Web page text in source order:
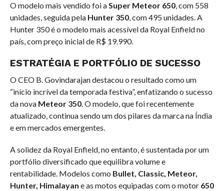
O modelo mais vendido foi aSuper Meteor 650, com 558
unidades, seguida pela Hunter 350, com 495 unidades. A
Hunter 350 é o modelo mais acessível da Royal Enfield no
país, com preço inicial de R$ 19.990.
ESTRATÉGIA E PORTFÓLIO DE SUCESSO
O CEO B. Govindarajan destacou o resultado como um
“início incrível da temporada festiva”, enfatizando o sucesso
da nova Meteor 350. O modelo, que foi recentemente
atualizado, continua sendo um dos pilares da marca na Índia
e em mercados emergentes.
A solidez da Royal Enfield, no entanto, é sustentada por um
portfólio diversificado que equilibra volume e
rentabilidade. Modelos como Bullet, Classic, Meteor,
Hunter, Himalayan e as motos equipadas com o motor 650